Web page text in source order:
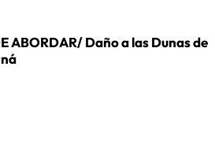
ABORDAR/ Daño a las Dunas de